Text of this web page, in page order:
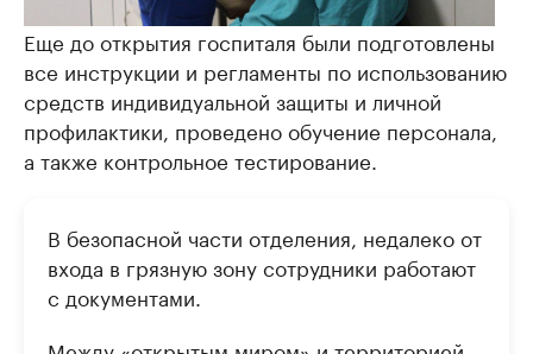
Еще до открытия госпиталя были подготовлены
все инструкции и регламенты по использованию
средств индивидуальной защиты и личной
профилактики, проведено обучение персонала,
а также контрольное тестирование.
В безопасной части отделения, недалеко от
входа в грязную зону сотрудники работают
с документами.